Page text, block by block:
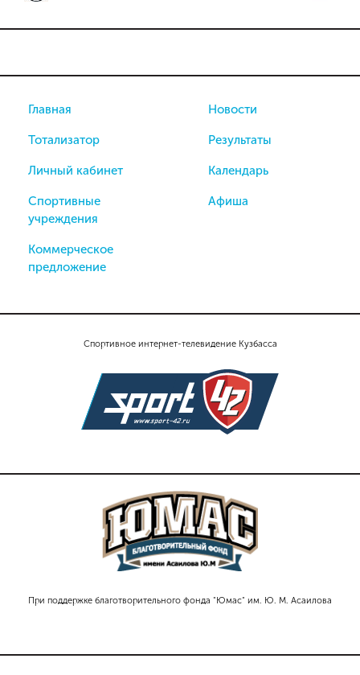
Спортивное интернет-телевидение Кузбасса
При поддержке благотворительного фонда "Юмас" им. Ю. М. Асаилова
Главная
Тотализатор
Личный кабинет
Спортивные
учреждения
Коммерческое
предложение
Новости
Результаты
Календарь
Афиша